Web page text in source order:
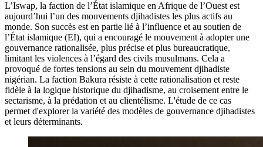
L’Iswap, la faction de l’État islamique en Afrique de l’Ouest est
aujourd’hui l’un des mouvements djihadistes les plus actifs au
monde. Son succès est en partie lié à l’influence et au soutien de
l’État islamique (EI), qui a encouragé le mouvement à adopter une
gouvernance rationalisée, plus précise et plus bureaucratique,
limitant les violences à l’égard des civils musulmans. Cela a
provoqué de fortes tensions au sein du mouvement djihadiste
nigérian. La faction Bakura résiste à cette rationalisation et reste
fidèle à la logique historique du djihadisme, au croisement entre le
sectarisme, à la prédation et au clientélisme. L'étude de ce cas
permet d'explorer la variété des modèles de gouvernance djihadistes
et leurs déterminants.